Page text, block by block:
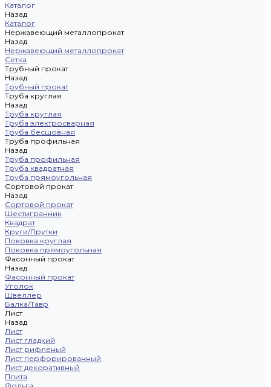
Каталог
Назад
Каталог
Нержавеющий металлопрокат
Назад
Нержавеющий металлопрокат
Сетка
Трубный прокат
Назад
Трубный прокат
Труба круглая
Назад
Труба круглая
Труба электросварная
Труба бесшовная
Труба профильная
Назад
Труба профильная
Труба квадратная
Труба прямоугольная
Сортовой прокат
Назад
Сортовой прокат
Шестигранник
Квадрат
Круги/Прутки
Поковка круглая
Поковка прямоугольная
Фасонный прокат
Назад
Фасонный прокат
Уголок
Швеллер
Балка/Тавр
Лист
Назад
Лист
Лист гладкий
Лист рифленый
Лист перфорированный
Лист декоративный
Плита